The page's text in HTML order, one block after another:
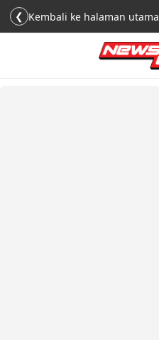
❮ Kembali ke halaman utama